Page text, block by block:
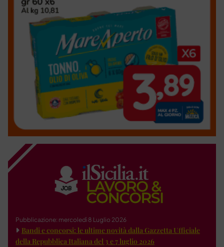
Pubblicazione: mercoledì 8 Luglio 2026
Bandi e concorsi: le ultime novità dalla Gazzetta Ufficiale
della Repubblica Italiana del 3 e 7 luglio 2026